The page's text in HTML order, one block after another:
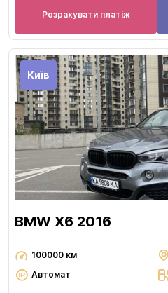
Розрахувати платіж
Київ
BMW X6 2016
100000 км
Автомат